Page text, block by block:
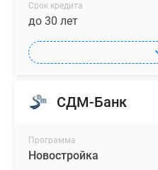
Срок кредита
до 30 лет
СДМ-Банк
Программа
Новостройка